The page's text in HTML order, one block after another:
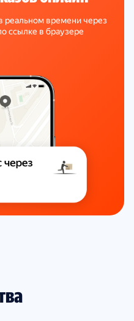
реальном времени через
ссылке в браузере